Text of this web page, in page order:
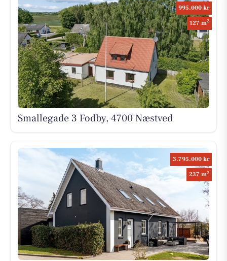
995.000 kr
127 m2
Smallegade 3 Fodby, 4700 Næstved
3.795.000 kr
237 m2